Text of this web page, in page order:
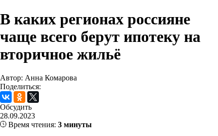
В каких регионах россияне
чаще всего берут ипотеку на
вторичное жильё
Автор: Анна Комарова
Поделиться:
Обсудить
28.09.2023
Время чтения: 3 минуты